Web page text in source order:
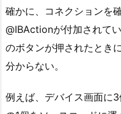
確かに、コネクションを
@IBActionが付加されて
のボタンが押されたとき
分からない。
例えば、デバイス画面に